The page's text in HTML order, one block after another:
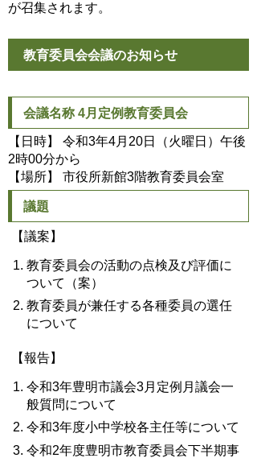
が召集されます。
教育委員会会議のお知らせ
会議名称 4月定例教育委員会
【日時】 令和3年4月20日（火曜日）午後
2時00分から
【場所】 市役所新館3階教育委員会室
議題
【議案】
教育委員会の活動の点検及び評価に
ついて（案）
教育委員が兼任する各種委員の選任
について
【報告】
令和3年豊明市議会3月定例月議会一
般質問について
令和3年度小中学校各主任等について
令和2年度豊明市教育委員会下半期事